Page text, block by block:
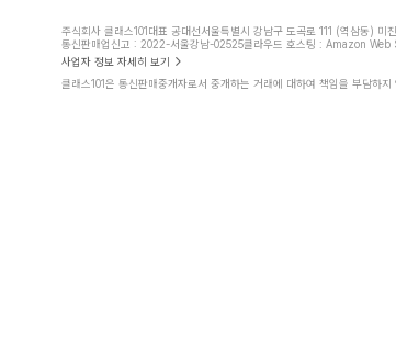
주식회사 클래스101대표 공대선서울특별시 강남구 도곡로 111 (역삼동) 미
통신판매업신고 : 2022-서울강남-02525클라우드 호스팅 : Amazon
사업자 정보 자세히 보기
클래스101은 통신판매중개자로서 중개하는 거래에 대하여 책임을 부담하지